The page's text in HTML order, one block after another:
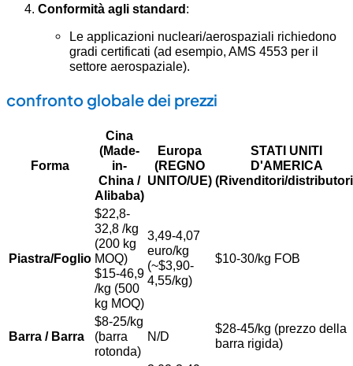
Conformità agli standard:
Le applicazioni nucleari/aerospaziali richiedono
gradi certificati (ad esempio, AMS 4553 per il
settore aerospaziale).
confronto globale dei prezzi
Forma
Cina
(Made-
in-
China /
Alibaba)
Europa
(REGNO
UNITO/UE)
STATI UNITI
D'AMERICA
(Rivenditori/
Piastra/Foglio
$22,8-
32,8 /kg
(200 kg
MOQ)
$15-46,9
/kg (500
kg MOQ)
3,49-4,07
euro/kg
(~$3,90-
4,55/kg)
$10-30/kg FOB
Barra / Barra
$8-25/kg
(barra
rotonda)
N/D
$28-45/kg (prezzo della
barra rigida)